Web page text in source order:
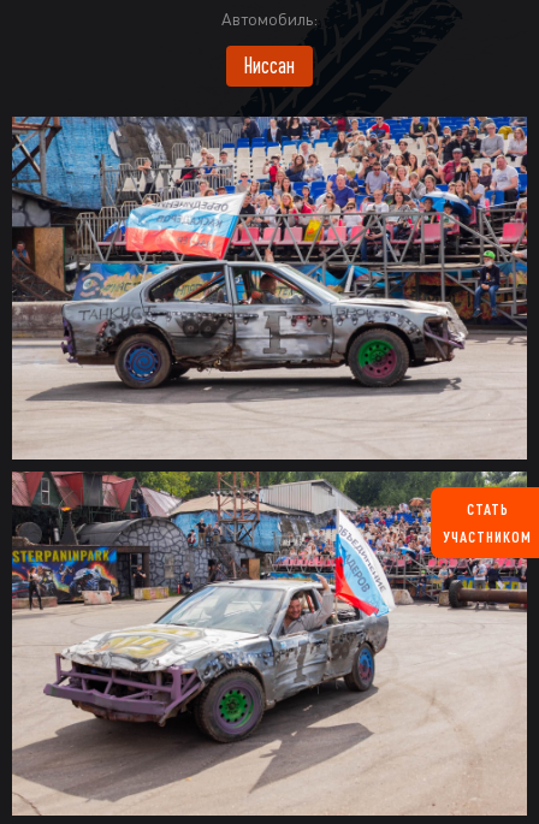
Автомобиль:
Ниссан
СТАТЬ
УЧАСТНИКОМ